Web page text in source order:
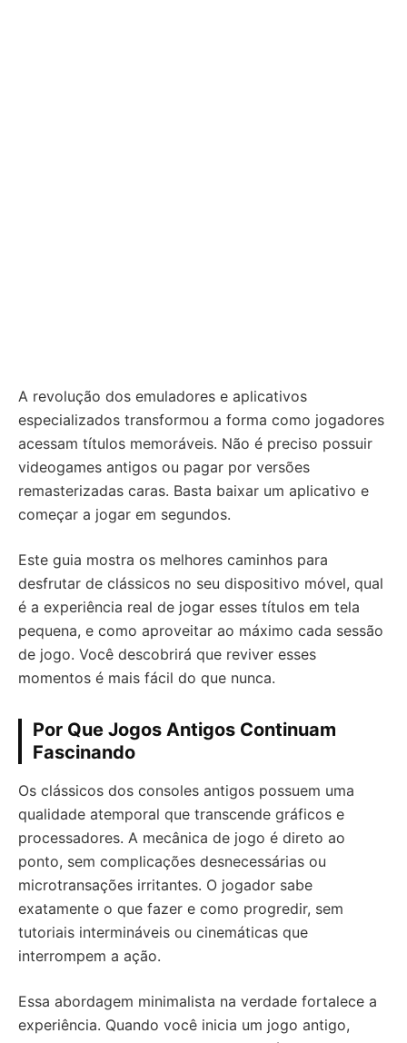
A revolução dos emuladores e aplicativos
especializados transformou a forma como jogadores
acessam títulos memoráveis. Não é preciso possuir
videogames antigos ou pagar por versões
remasterizadas caras. Basta baixar um aplicativo e
começar a jogar em segundos.
Este guia mostra os melhores caminhos para
desfrutar de clássicos no seu dispositivo móvel, qual
é a experiência real de jogar esses títulos em tela
pequena, e como aproveitar ao máximo cada sessão
de jogo. Você descobrirá que reviver esses
momentos é mais fácil do que nunca.
Por Que Jogos Antigos Continuam
Fascinando
Os clássicos dos consoles antigos possuem uma
qualidade atemporal que transcende gráficos e
processadores. A mecânica de jogo é direto ao
ponto, sem complicações desnecessárias ou
microtransações irritantes. O jogador sabe
exatamente o que fazer e como progredir, sem
tutoriais intermináveis ou cinemáticas que
interrompem a ação.
Essa abordagem minimalista na verdade fortalece a
experiência. Quando você inicia um jogo antigo,